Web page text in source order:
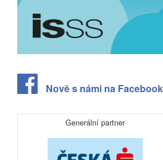
Nově s námi na
Generální partner